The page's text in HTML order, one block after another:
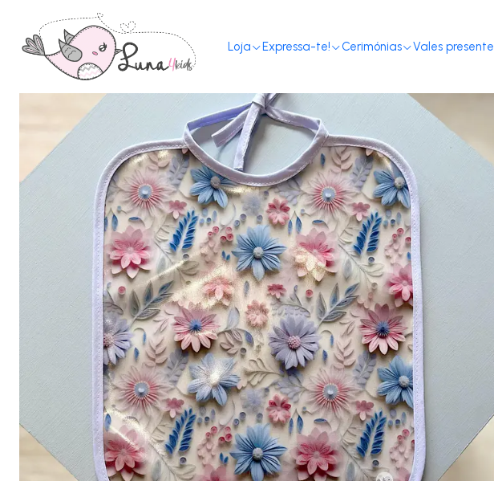
Loja Expressa-te! Cerimónias Vales presente